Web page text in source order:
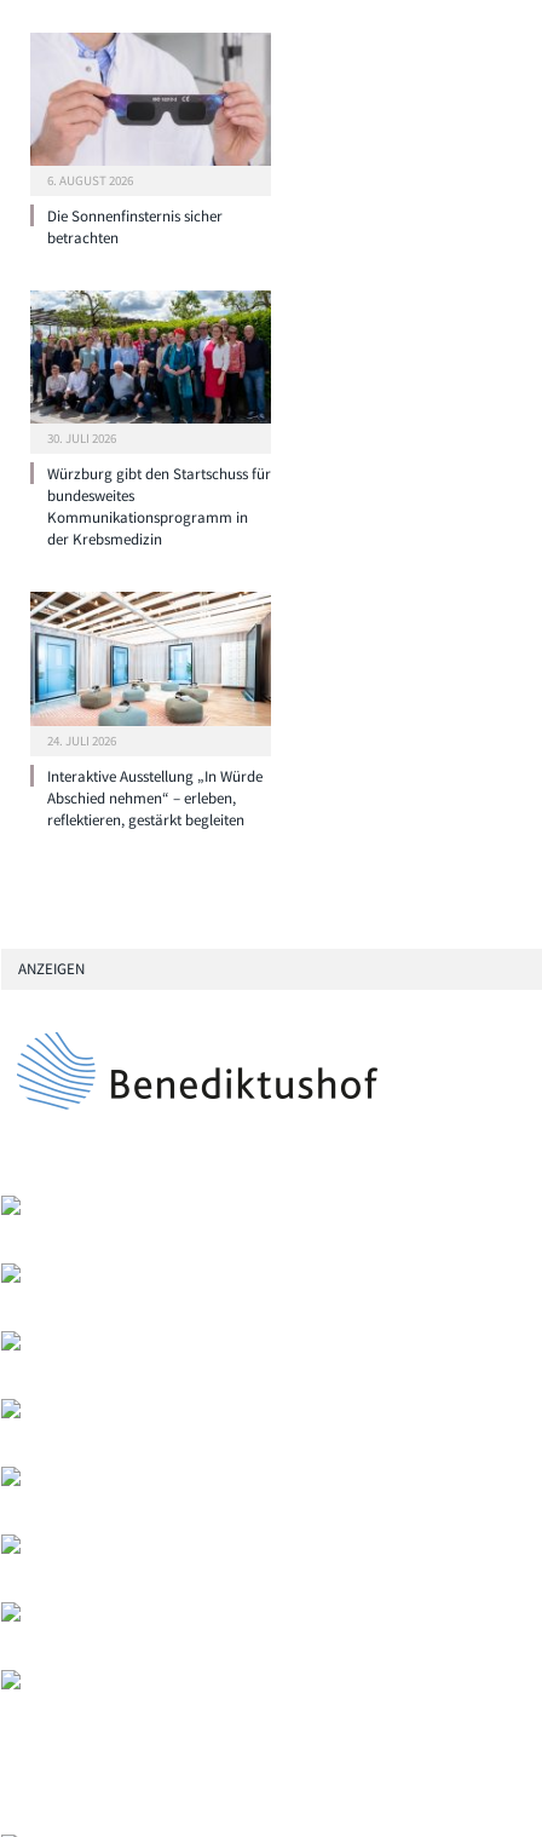
6. AUGUST 2026
Die Sonnenfinsternis sicher
betrachten
30. JULI 2026
Würzburg gibt den Startschuss für
bundesweites
Kommunikationsprogramm in
der Krebsmedizin
24. JULI 2026
Interaktive Ausstellung „In Würde
Abschied nehmen“ – erleben,
reflektieren, gestärkt begleiten
ANZEIGEN